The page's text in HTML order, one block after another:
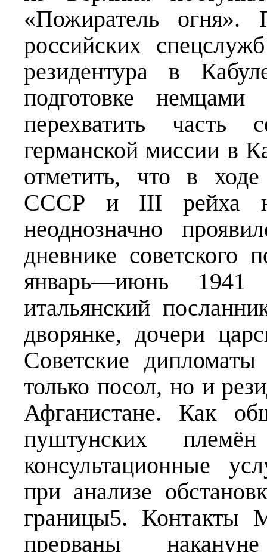
«Пожиратель огня».
российских
резидентура в
подготовке немцами
перехватить часть
германской миссии в
отметить, что в ходе
СССР и III рейха на
неоднозначно
дневнике
январь—июнь 1941
итальянский
дворянке, дочери
Советские
только посол, но и
Афганистане. Как
пуштунских
консультационные
при анализе
границы5. Контакты
прерваны